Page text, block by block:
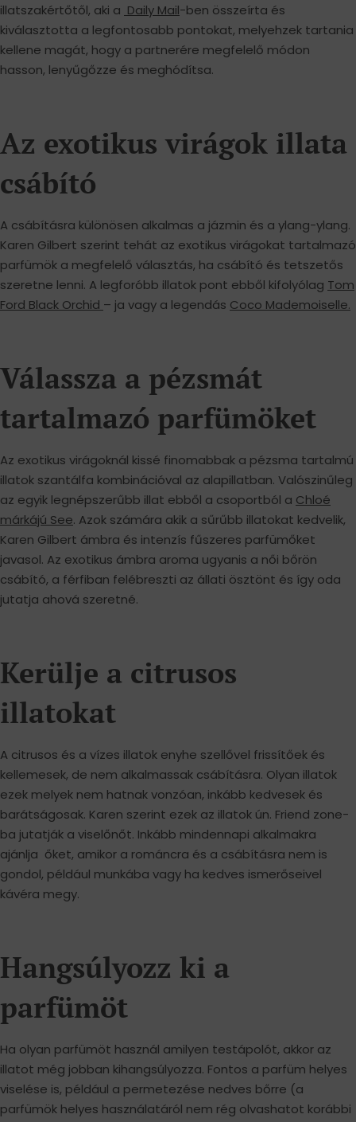
illatszakértőtől, aki a Daily Mail-ben összeírta és
kiválasztotta a legfontosabb pontokat, melyehzek tartania
kellene magát, hogy a partnerére megfelelő módon
hasson, lenyűgőzze és meghódítsa.
Az exotikus virágok illata
csábító
A csábításra különösen alkalmas a jázmin és a ylang-ylang.
Karen Gilbert szerint tehát az exotikus virágokat tartalmazó
parfümök a megfelelő választás, ha csábító és tetszetős
szeretne lenni. A legforóbb illatok pont ebből kifolyólag Tom
Ford Black Orchid – ja vagy a legendás Coco Mademoiselle.
Válassza a pézsmát
tartalmazó parfümöket
Az exotikus virágoknál kissé finomabbak a pézsma tartalmú
illatok szantálfa kombinációval az alapillatban. Valószinűleg
az egyik legnépszerűbb illat ebből a csoportból a Chloé
márkájú See. Azok számára akik a sűrűbb illatokat kedvelik,
Karen Gilbert ámbra és intenzís fűszeres parfümőket
javasol. Az exotikus ámbra aroma ugyanis a női bőrön
csábító, a férfiban felébreszti az állati ösztönt és így oda
jutatja ahová szeretné.
Kerülje a citrusos
illatokat
A citrusos és a vízes illatok enyhe szellővel frissítőek és
kellemesek, de nem alkalmassak csábításra. Olyan illatok
ezek melyek nem hatnak vonzóan, inkább kedvesek és
barátságosak. Karen szerint ezek az illatok ún. Friend zone-
ba jutatják a viselőnőt. Inkább mindennapi alkalmakra
ajánlja őket, amikor a románcra és a csábításra nem is
gondol, például munkába vagy ha kedves ismerőseivel
kávéra megy.
Hangsúlyozz ki a
parfümöt
Ha olyan parfümöt használ amilyen testápolót, akkor az
illatot még jobban kihangsúlyozza. Fontos a parfüm helyes
viselése is, például a permetezése nedves bőrre (a
parfümök helyes használatáról nem rég olvashatot korábbi